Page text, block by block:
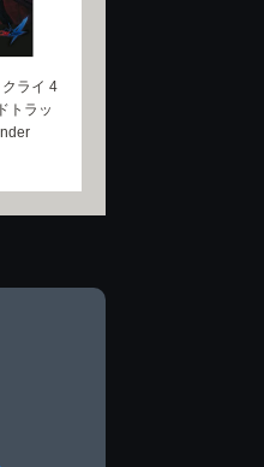
クライ 4
トラッ